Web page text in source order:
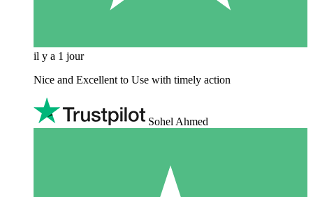
il y a 1 jour
Nice and Excellent to Use with timely action
Sohel Ahmed